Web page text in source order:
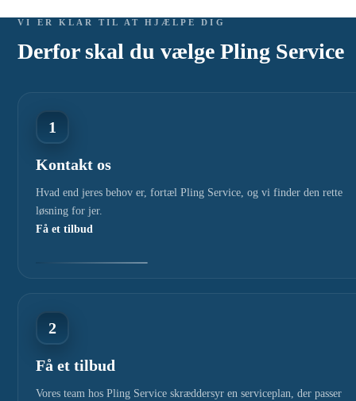
VI ER KLAR TIL AT HJÆLPE DIG
Derfor skal du vælge Pling Service
1
Kontakt os
Hvad end jeres behov er, fortæl Pling Service, og vi finder den rette
løsning for jer.
Få et tilbud
2
Få et tilbud
Vores team hos Pling Service skræddersyr en serviceplan, der passer